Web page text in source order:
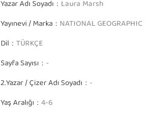
Yazar Adı Soyadı Laura Marsh
Yayınevi / Marka NATIONAL GEOGRAPHIC
Dil TÜRKÇE
Sayfa Sayısı -
2.Yazar / Çizer Adı Soyadı -
Yaş Aralığı 4-6